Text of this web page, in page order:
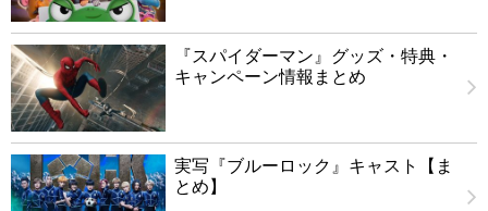
『スパイダーマン』グッズ・特典・
キャンペーン情報まとめ
実写『ブルーロック』キャスト【ま
とめ】